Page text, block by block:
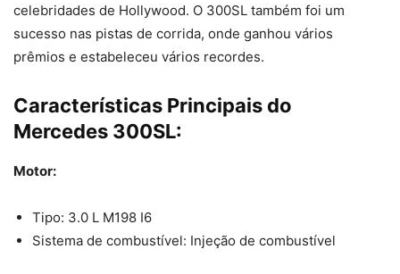
celebridades de Hollywood. O 300SL também foi um
sucesso nas pistas de corrida, onde ganhou vários
prêmios e estabeleceu vários recordes.
Características Principais do
Mercedes 300SL:
Motor:
Tipo: 3.0 L M198 I6
Sistema de combustível: Injeção de combustível